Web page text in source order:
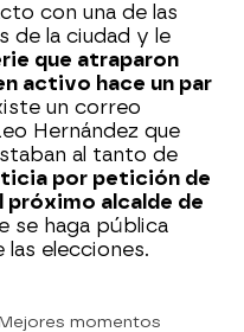
con una de las
de la ciudad y le
que atraparon
activo hace un par
un correo
Hernández que
al tanto de
por petición de
próximo alcalde de
se haga pública
elecciones.
momentos